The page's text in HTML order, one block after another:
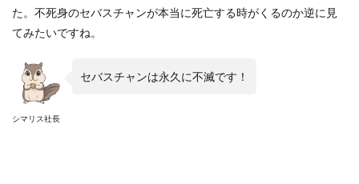
た。不死身のセバスチャンが本当に死亡する時がくるのか逆に見
てみたいですね。
シマリス社長
セバスチャンは永久に不滅です！